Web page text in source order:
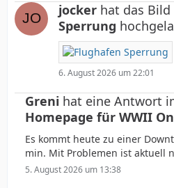
jocker hat das Bild
Sperrung
6. August 2026 um 22:01
Greni hat eine Antwort
Homepage für WWII
Es kommt heute zu einer
min. Mit Problemen ist aktuell
5. August 2026 um 13:38